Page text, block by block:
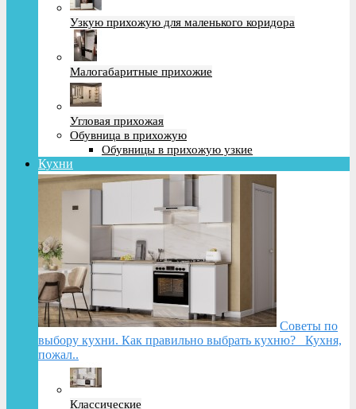
Узкую прихожую для маленького коридора
Малогабаритные прихожие
Угловая прихожая
Обувница в прихожую
Обувницы в прихожую узкие
Кухни
Советы по
выбору кухни. Как правильно выбрать кухню? Кухня,
пожал..
Классические